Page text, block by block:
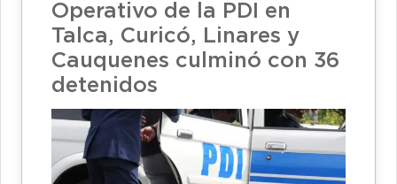
Operativo de la PDI en
Talca, Curicó, Linares y
Cauquenes culminó con 36
detenidos